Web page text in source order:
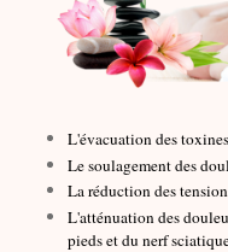
L'évacuation des
Le soulagement des
La réduction des
L'atténuation des
pieds et du nerf